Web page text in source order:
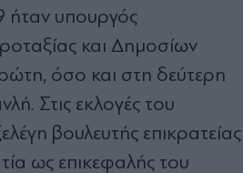
ήταν υπουργός
και Δημοσίων
όσο και στη δεύτερη
Στις εκλογές του
βουλευτής επικρατείας
ως επικεφαλής του